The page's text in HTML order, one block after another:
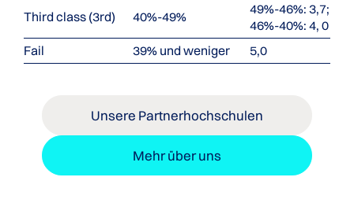
Third class (3rd) 40%-49%
49%-46%: 3,7;
46%-40%: 4, 0
Fail
39% und weniger 5,0
Unsere Partnerhochschulen
Mehr über uns